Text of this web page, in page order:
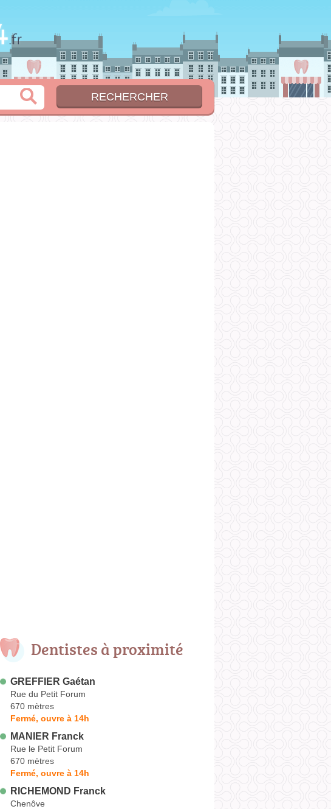
Dentistes à proximité
GREFFIER Gaétan
Rue du Petit Forum
670 mètres
Fermé, ouvre à 14h
MANIER Franck
Rue le Petit Forum
670 mètres
Fermé, ouvre à 14h
RICHEMOND Franck
Chenôve